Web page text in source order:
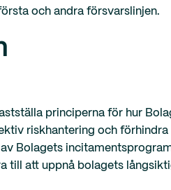
och andra försvarslinjen.
principerna för hur
riskhantering och
Bolagets
till att uppnå bolagets